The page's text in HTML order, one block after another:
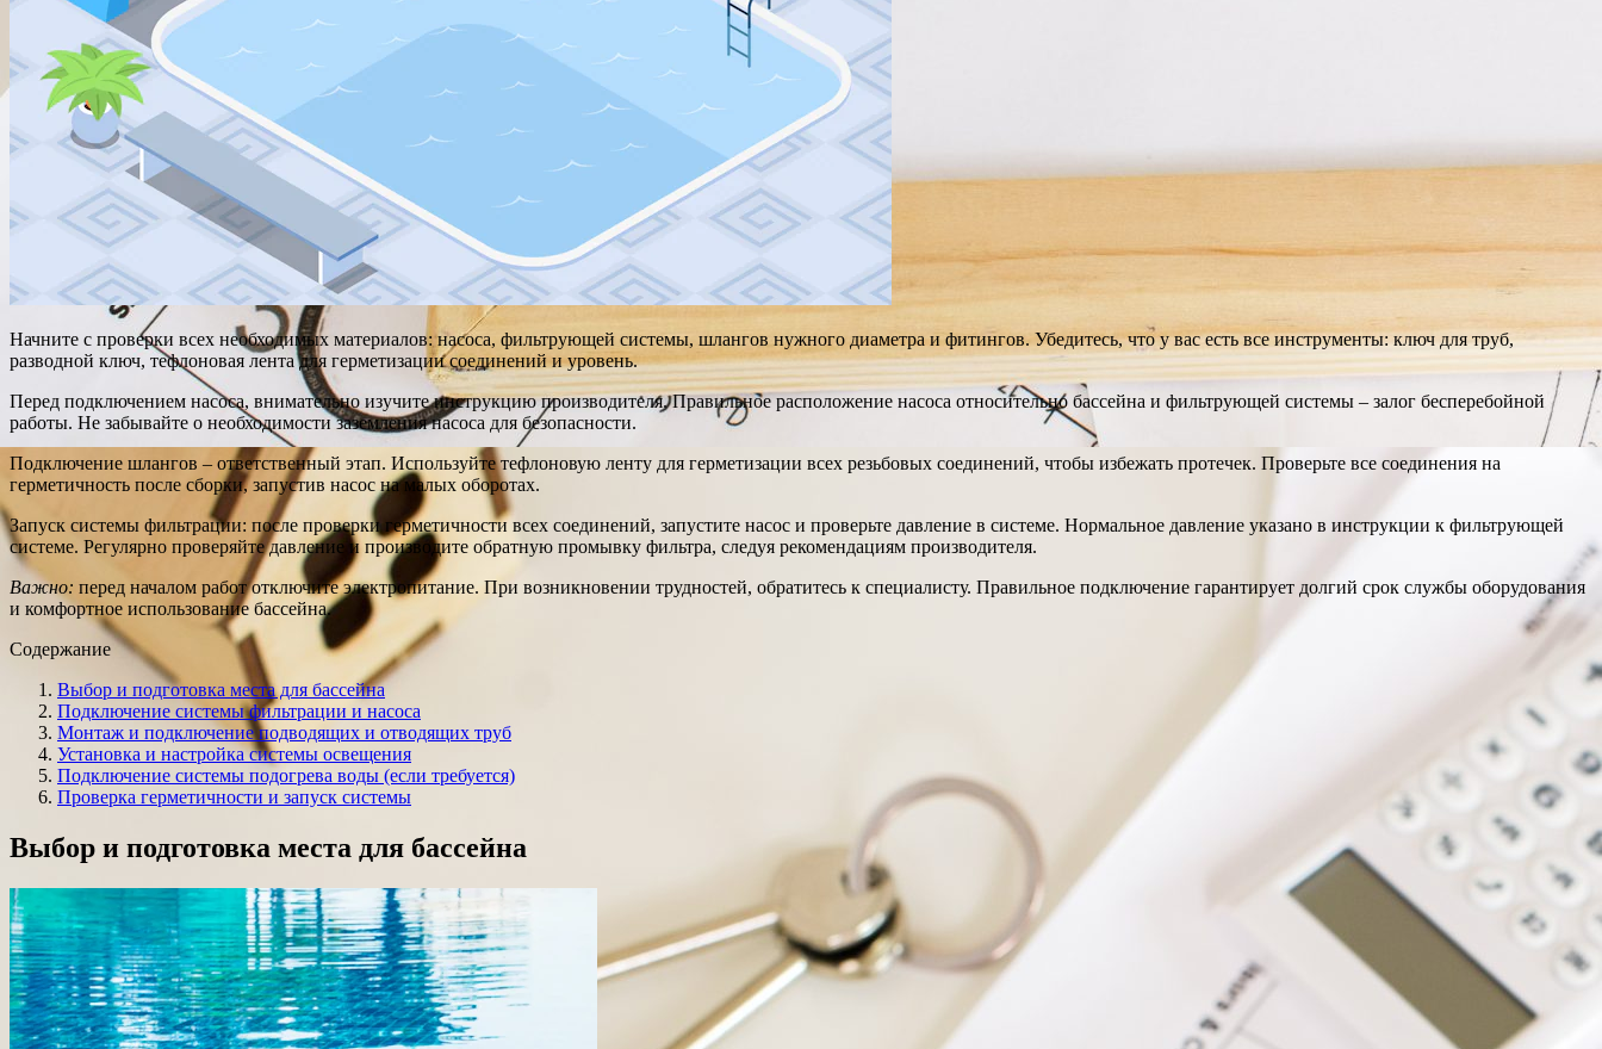
Начните с проверки всех необходимых материалов: насоса, фильтрующей системы, шлангов нужного диаметра и фитингов. Убедитесь, что у вас есть все инструменты: ключ для труб,
разводной ключ, тефлоновая лента для герметизации соединений и уровень.
Перед подключением насоса, внимательно изучите инструкцию производителя. Правильное расположение насоса относительно бассейна и фильтрующей системы – залог бесперебойной
работы. Не забывайте о необходимости заземления насоса для безопасности.
Подключение шлангов – ответственный этап. Используйте тефлоновую ленту для герметизации всех резьбовых соединений, чтобы избежать протечек. Проверьте все соединения на
герметичность после сборки, запустив насос на малых оборотах.
Запуск системы фильтрации: после проверки герметичности всех соединений, запустите насос и проверьте давление в системе. Нормальное давление указано в инструкции к фильтрующей
системе. Регулярно проверяйте давление и производите обратную промывку фильтра, следуя рекомендациям производителя.
Важно: перед началом работ отключите электропитание. При возникновении трудностей, обратитесь к специалисту. Правильное подключение гарантирует долгий срок службы оборудования
и комфортное использование бассейна.
Содержание
Выбор и подготовка места для бассейна
Подключение системы фильтрации и насоса
Монтаж и подключение подводящих и отводящих труб
Установка и настройка системы освещения
Подключение системы подогрева воды (если требуется)
Проверка герметичности и запуск системы
Выбор и подготовка места для бассейна